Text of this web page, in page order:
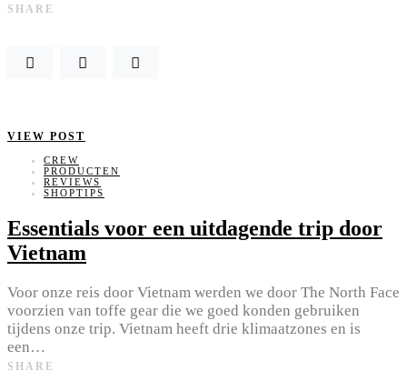
SHARE
VIEW POST
CREW
PRODUCTEN
REVIEWS
SHOPTIPS
Essentials voor een uitdagende trip door
Vietnam
Voor onze reis door Vietnam werden we door The North Face
voorzien van toffe gear die we goed konden gebruiken
tijdens onze trip. Vietnam heeft drie klimaatzones en is
een…
SHARE